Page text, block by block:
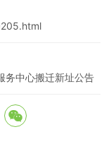
务中心搬迁新址公告